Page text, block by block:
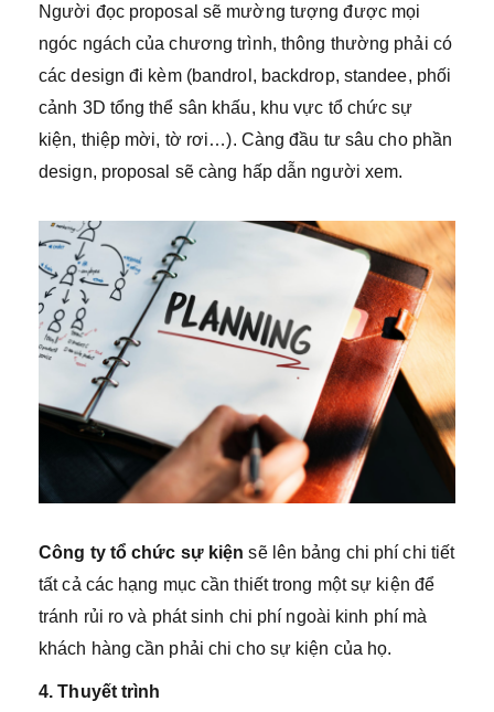
Người đọc proposal sẽ mường tượng được mọi
ngóc ngách của chương trình, thông thường phải có
các design đi kèm (bandrol, backdrop, standee, phối
cảnh 3D tổng thể sân khấu, khu vực tổ chức sự
kiện, thiệp mời, tờ rơi…). Càng đầu tư sâu cho phần
design, proposal sẽ càng hấp dẫn người xem.
Công ty tổ chức sự kiện sẽ lên bảng chi phí chi tiết
tất cả các hạng mục cần thiết trong một sự kiện để
tránh rủi ro và phát sinh chi phí ngoài kinh phí mà
khách hàng cần phải chi cho sự kiện của họ.
4. Thuyết trình